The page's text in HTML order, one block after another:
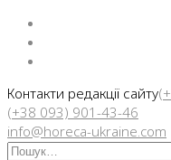
Контакти редакції сайту
(+38 093) 901-43-46
info@horeca-ukraine.com
Искать: